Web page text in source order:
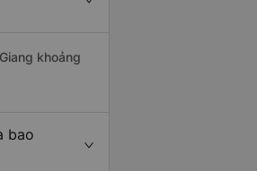
khoảng
bao